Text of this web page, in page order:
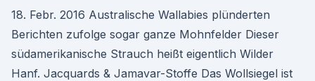
18. Febr. 2016 Australische Wallabies plünderten
Berichten zufolge sogar ganze Mohnfelder Dieser
südamerikanische Strauch heißt eigentlich Wilder
Hanf. Jacquards & Jamavar-Stoffe Das Wollsiegel ist